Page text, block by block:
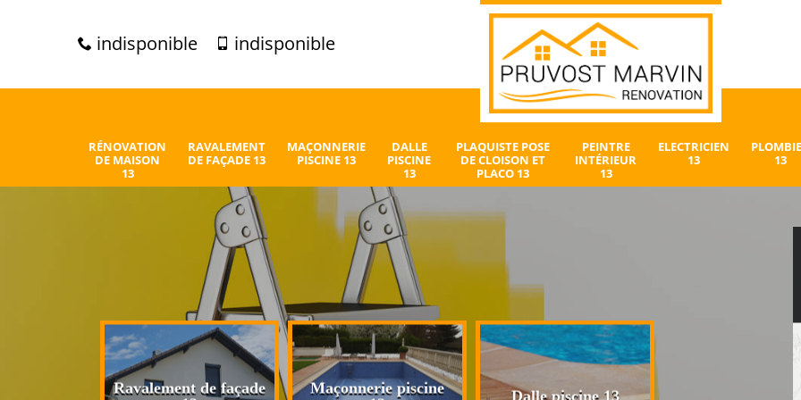
indisponible indisponible
RÉNOVATION
DE MAISON
13
RAVALEMENT
DE FAÇADE 13
MAÇONNERIE
PISCINE 13
DALLE
PISCINE
13
PLAQUISTE POSE
DE CLOISON ET
PLACO 13
PEINTRE
INTÉRIEUR
13
ELECTRICIEN
13
13
Ravalement de façade
Maçonnerie piscine
Dalle piscine 13